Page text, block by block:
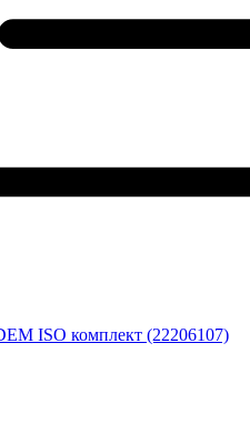
ISO комплект (22206107)